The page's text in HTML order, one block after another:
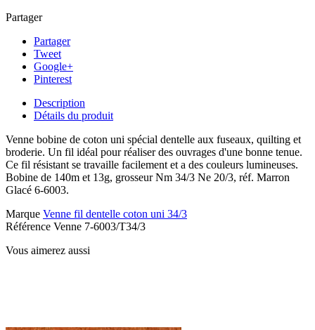
Partager
Partager
Tweet
Google+
Pinterest
Description
Détails du produit
Venne bobine de coton uni spécial dentelle aux fuseaux, quilting et
broderie. Un fil idéal pour réaliser des ouvrages d'une bonne tenue.
Ce fil résistant se travaille facilement et a des couleurs lumineuses.
Bobine de 140m et 13g, grosseur Nm 34/3 Ne 20/3, réf. Marron
Glacé 6-6003.
Marque Venne fil dentelle coton uni 34/3
Référence Venne 7-6003/T34/3
Vous aimerez aussi